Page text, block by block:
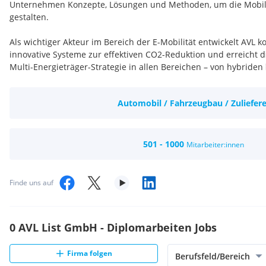
Unternehmen Konzepte, Lösungen und Methoden, um die
gestalten.
Als wichtiger Akteur im Bereich der E-Mobilität entwickelt AVL
innovative Systeme zur effektiven CO2-Reduktion und erreicht
Multi-Energieträger-Strategie in allen Bereichen – von
AVL entwickelt ständig sein Ökosystem aus hochwertigen
deckt das Unternehmen zukünftige Fahrzeugarchitekturen und
Durch die Digitalisierung der Fahrzeugentwicklung mit
IT-, Software- und Technologieplattformen schafft AVL neue
einer intelligenten und vernetzten Mobilität in die Realität
Die Leidenschaft von AVL ist Innovation. Gemeinsam mit
Automobil / Fahrzeugbau /
501 - 1000 Mitarbeiter:innen
Finde uns auf
0 AVL List GmbH - Diplomarbeiten Jobs
Firma folgen Berufsfeld/Bereich